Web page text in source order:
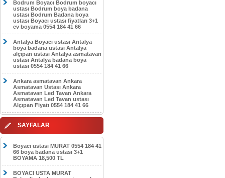
Bodrum Boyacı Bodrum boyacı
ustası Bodrum boya badana
ustası Bodrum Badana boya
ustası Boyacı ustası fiyatları 3+1
ev boyama 0554 184 41 66
Antalya Boyacı ustası Antalya
boya badana ustası Antalya
alçıpan ustası Antalya asmatavan
ustası Antalya badana boya
ustası 0554 184 41 66
Ankara asmatavan Ankara
Asmatavan Ustası Ankara
Asmatavan Led Tavan Ankara
Asmatavan Led Tavan ustası
Alçıpan Fiyatı 0554 184 41 66
SAYFALAR
Boyacı ustası MURAT 0554 184 41
66 boya badana ustası 3+1
BOYAMA 18,500 TL
BOYACI USTA MURAT